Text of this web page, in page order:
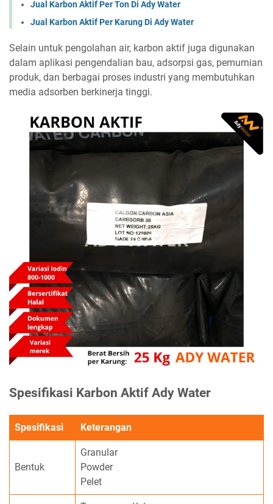
Jual Karbon Aktif Per Ton Di Ady Water
Jual Karbon Aktif Per Karung Di Ady Water
Selain untuk pengolahan air, karbon aktif juga digunakan
dalam aplikasi pengendalian bau, adsorpsi gas, pemurnian
produk, dan berbagai proses industri yang membutuhkan
media adsorben berkinerja tinggi.
Spesifikasi Karbon Aktif Ady Water
Spesifikasi Keterangan
Bentuk
Granular
Powder
Pelet